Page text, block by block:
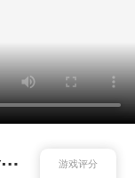
城市蜘蛛人英雄冬季版 游戏评分